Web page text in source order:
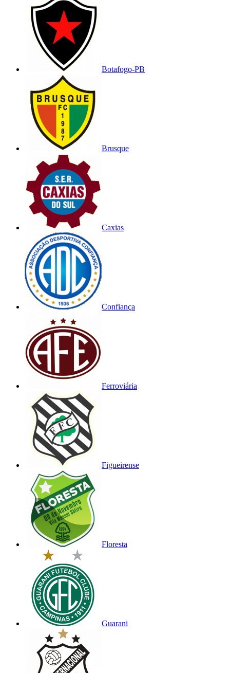
Botafogo-PB
Brusque
Caxias
Confiança
Ferroviária
Figueirense
Floresta
Guarani